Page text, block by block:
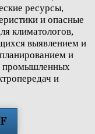
ресурсы,
и опасные
климатологов,
выявлением и
и
промышленных
и